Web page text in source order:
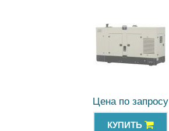
Цена по запросу
КУПИТЬ